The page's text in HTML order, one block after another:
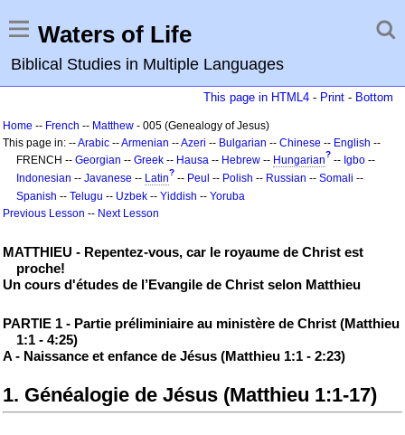
Waters of Life
Biblical Studies in Multiple Languages
This page in HTML4 - Print - Bottom
Home -- French -- Matthew - 005 (Genealogy of Jesus)
This page in: --Arabic --Armenian --Azeri -- Bulgarian -- Chinese -- English --
FRENCH -- Georgian -- Greek -- Hausa -- Hebrew -- Hungarian? -- Igbo --
Indonesian -- Javanese -- Latin? -- Peul -- Polish -- Russian -- Somali --
Spanish -- Telugu -- Uzbek -- Yiddish -- Yoruba
Previous Lesson -- Next Lesson
MATTHIEU - Repentez-vous, car le royaume de Christ est
proche!
Un cours d'études de l’Evangile de Christ selon Matthieu
PARTIE 1 - Partie préliminiaire au ministère de Christ (Matthieu
1:1 - 4:25)
A - Naissance et enfance de Jésus (Matthieu 1:1 - 2:23)
1. Généalogie de Jésus (Matthieu 1:1-17)